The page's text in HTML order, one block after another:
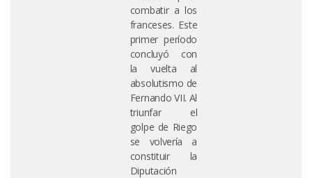
combatir a los
franceses. Este
primer período
concluyó con
la vuelta al
absolutismo de
Fernando VII. Al
triunfar el
golpe de Riego
se volvería a
constituir la
Diputación